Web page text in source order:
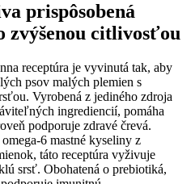
prispôsobená
zvýšenou citlivosťou
receptúra je vyvinutá tak, aby
psov malých plemien s
Vyrobená z jediného zdroja
ingrediencií, pomáha
podporuje zdravé črevá.
6 mastné kyseliny z
táto receptúra vyživuje
srsť. Obohatená o prebiotiká,